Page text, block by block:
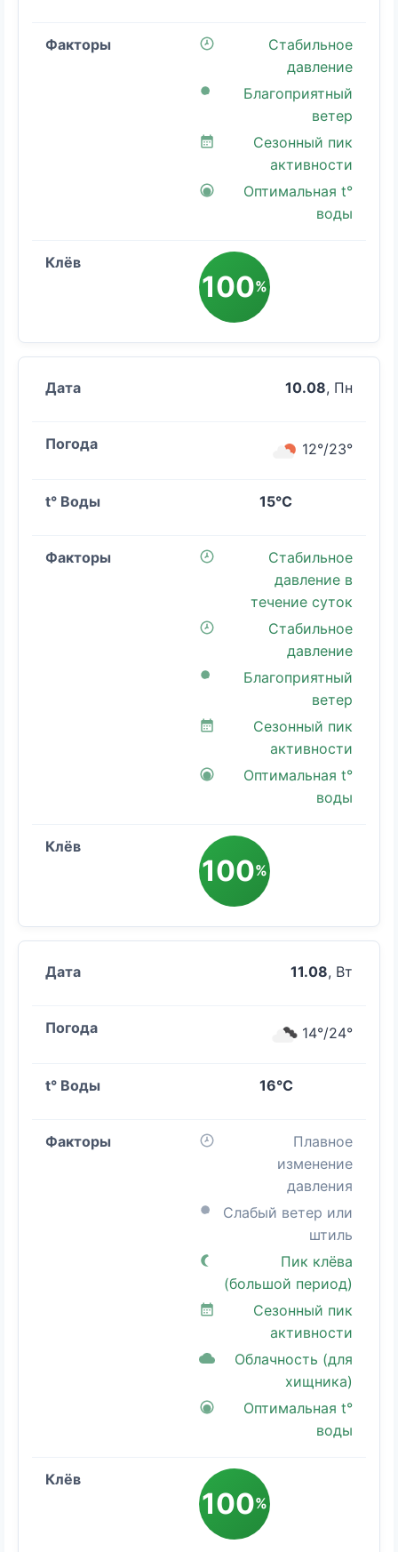
Стабильное
давление
Благоприятный
ветер
Сезонный пик
активности
Оптимальная t°
воды
100%
10.08, Пн
12°/23°
15°C
Стабильное
давление в
течение суток
Стабильное
давление
Благоприятный
ветер
Сезонный пик
активности
Оптимальная t°
воды
100%
11.08, Вт
14°/24°
16°C
Плавное
изменение
давления
Слабый ветер или
штиль
Пик клёва
(большой период)
Сезонный пик
активности
Облачность (для
хищника)
Оптимальная t°
воды
100%